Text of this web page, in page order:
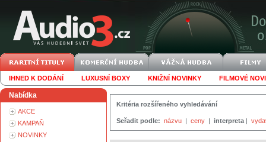
IHNED K DODÁNÍ LUXUSNÍ BOXY KNIŽNÍ NOVINKY FILMOVÉ
Nabídka
AKCE
KAMPAŇ
NOVINKY
Kritéria rozšířeného vyhledávání
Seřadit podle: názvu | ceny | interpreta |